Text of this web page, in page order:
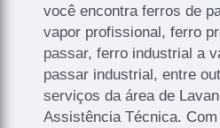
você encontra ferros de
vapor profissional, ferro
passar, ferro industrial a
passar industrial, entre
serviços da área de
Assistência Técnica.